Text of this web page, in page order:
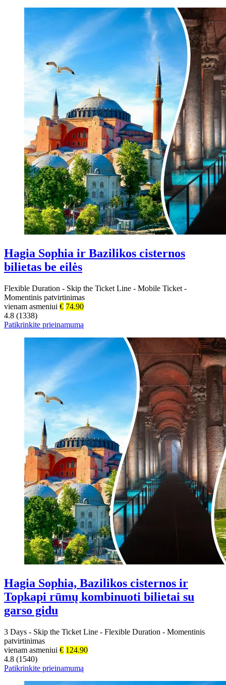
Hagia Sophia ir Bazilikos cisternos
bilietas be eilės
Flexible Duration - Skip the Ticket Line - Mobile Ticket -
Momentinis patvirtinimas
vienam asmeniui € 74.90
4.8 (1338)
Patikrinkite prieinamumą
Hagia Sophia, Bazilikos cisternos ir
Topkapi rūmų kombinuoti bilietai su
garso gidu
3 Days - Skip the Ticket Line - Flexible Duration - Momentinis
patvirtinimas
vienam asmeniui € 124.90
4.8 (1540)
Patikrinkite prieinamumą